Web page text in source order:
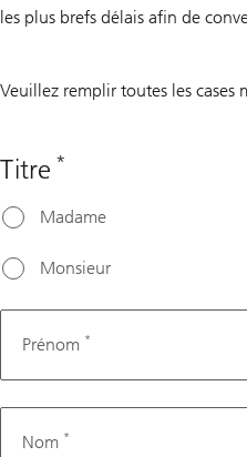
les plus brefs délais afin de
Veuillez remplir toutes les cases
Titre *
Madame
Monsieur
Prénom *
Nom *